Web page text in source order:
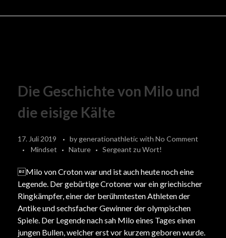
Die Geschichte von Milo und
die eisige Kälte
17. Juli 2019 by generationathleticwith No Comment
Mindset
Nature Sergeant zu Wort!
Milo von Croton war und ist auch heute noch eine
Legende. Der gebürtige Crotoner war ein griechischer
Ringkämpfer, einer der berühmtesten Athleten der
Antike und sechsfacher Gewinner der olympischen
Spiele. Der Legende nach sah Milo eines Tages einen
jungen Bullen, welcher erst vor kurzem geboren wurde.